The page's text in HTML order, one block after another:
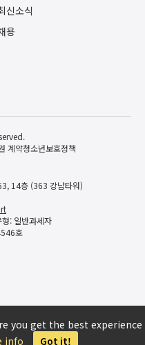
신소식
용
계약청소년보호정책
14층 (363 강남타워)
: 일반과세자
호
you get the best experience
info Got it!